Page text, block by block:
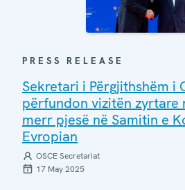
PRESS RELEASE
Sekretari i Përgjithshëm i
përfundon vizitën zyrtare
merr pjesë në Samitin e
Evropian
OSCE Secretariat
17 May 2025